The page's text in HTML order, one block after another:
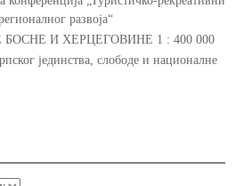
развоја“
БOСНE И ХEРЦEГOВИНE 1 : 400 000
јединства, слободе и националне